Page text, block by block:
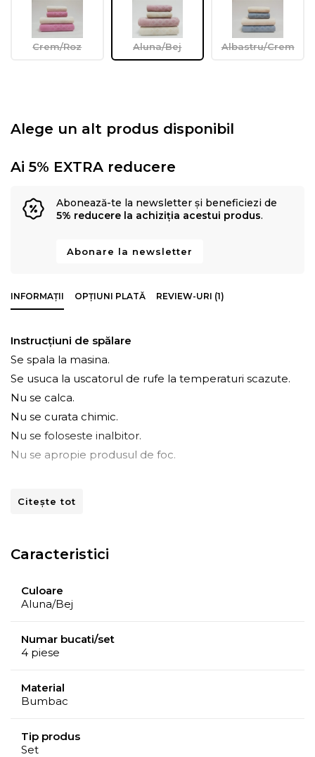
Crem/Roz Aluna/Bej Albastru/Crem
Alege un alt produs disponibil
Ai 5% EXTRA reducere
Abonează-te la newsletter și beneficiezi de
5% reducere la achiziția acestui produs.
Abonare la newsletter
INFORMAȚII OPȚIUNI PLATĂ REVIEW-URI (1)
Instrucțiuni de spălare
Se spala la masina.
Se usuca la uscatorul de rufe la temperaturi scazute.
Nu se calca.
Nu se curata chimic.
Nu se foloseste inalbitor.
Nu se apropie produsul de foc.
2 prosoape de maini 50x90 cm si 2 prosoape de baie
Citește tot
Caracteristici
Culoare
Aluna/Bej
Numar bucati/set
4 piese
Material
Bumbac
Tip produs
Set